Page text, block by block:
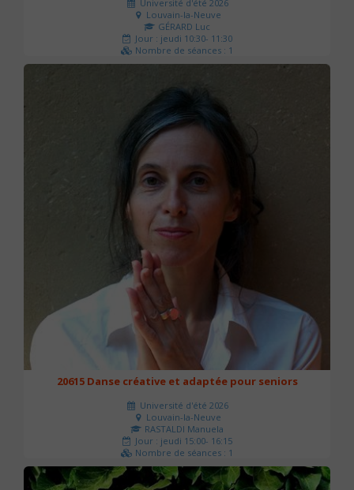
Université d'été 2026
Louvain-la-Neuve
GÉRARD Luc
Jour : jeudi 10:30- 11:30
Nombre de séances : 1
0 €
20615 Danse créative et adaptée pour seniors
Université d'été 2026
Louvain-la-Neuve
RASTALDI Manuela
Jour : jeudi 15:00- 16:15
Nombre de séances : 1
0 €